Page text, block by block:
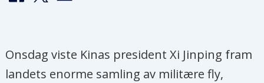
Onsdag viste Kinas president Xi Jinping fram
landets enorme samling av militære fly,